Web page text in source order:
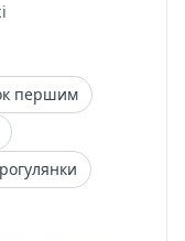
першим